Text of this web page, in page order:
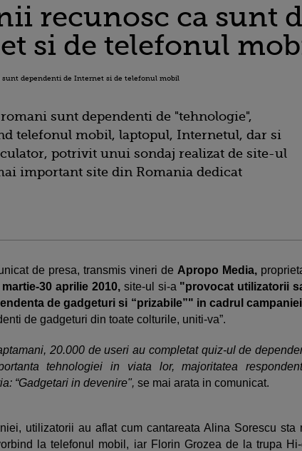
recunosc ca sunt
si de telefonul
sunt dependenti de "tehnologie",
telefonul mobil, laptopul, Internetul, dar si
potrivit unui sondaj realizat de site-ul
important site din Romania dedicat
de presa, transmis vineri de Apropo Media,
30 aprilie 2010, site-ul si-a "provocat utilizatorii
de gadgeturi si “prizabile”" in cadrul
de gadgeturi din toate colturile, uniti-va”.
20.000 de useri au completat quiz-ul de
tehnologiei in viata lor, majoritatea
“Gadgetari in devenire", se mai arata in comunicat.
utilizatorii au aflat cum cantareata Alina Sorescu sta
la telefonul mobil, iar Florin Grozea de la trupa